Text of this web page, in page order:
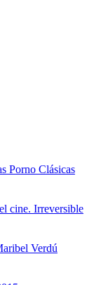
Porno Clásicas
cine. Irreversible
Verdú